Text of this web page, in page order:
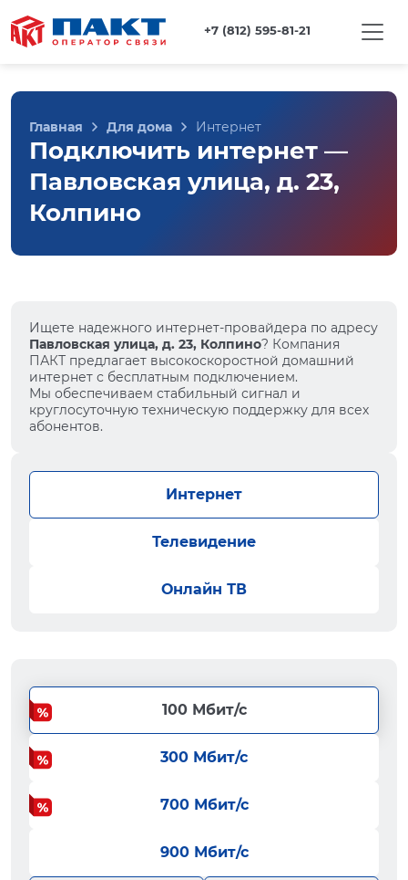
+7 (812) 595-81-21
Главная Для дома Интернет
Подключить интернет —
Павловская улица, д. 23,
Колпино
Ищете надежного интернет-провайдера по адресу
Павловская улица, д. 23, Колпино? Компания
ПАКТ предлагает высокоскоростной домашний
интернет с бесплатным подключением.
Мы обеспечиваем стабильный сигнал и
круглосуточную техническую поддержку для всех
абонентов.
Интернет
Телевидение
Онлайн ТВ
100 Мбит/с
300 Мбит/с
700 Мбит/с
900 Мбит/с